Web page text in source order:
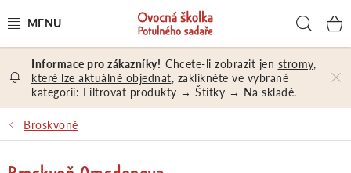
na
OVOCNÉ STROMY A KEŘE
NÁŘADÍ A MATERIÁL
Chcete-li zobrazit jen stromy,
které lze aktuálně objednat, zaklikněte ve vybrané
kategorii: Filtrovat produkty → Štítky → Na skladě.
Broskvoně